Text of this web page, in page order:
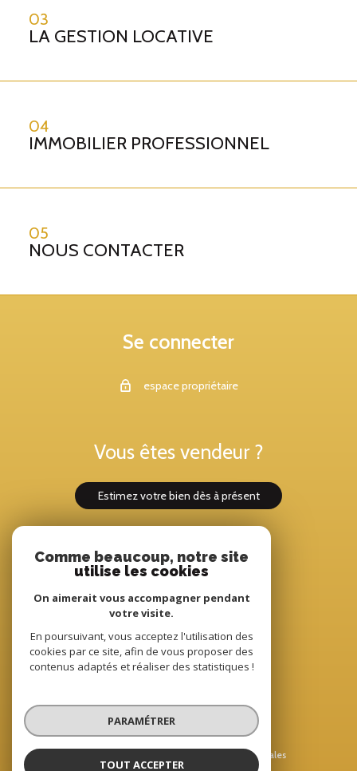
03
LA GESTION LOCATIVE
04
IMMOBILIER PROFESSIONNEL
05
NOUS CONTACTER
Se connecter
espace propriétaire
Vous êtes vendeur ?
estimez votre bien dès à présent
Adhérents
© 2022
Tous droits réservés
Mentions légales
Comme beaucoup, notre site
utilise les cookies
On aimerait vous accompagner pendant
votre visite.
En poursuivant, vous acceptez l'utilisation des
cookies par ce site, afin de vous proposer des
contenus adaptés et réaliser des statistiques !
PARAMÉTRER
TOUT ACCEPTER